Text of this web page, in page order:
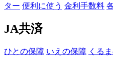
ター 便利に使う 金利手数料
JA共済
ひとの保障 いえの保障 くる